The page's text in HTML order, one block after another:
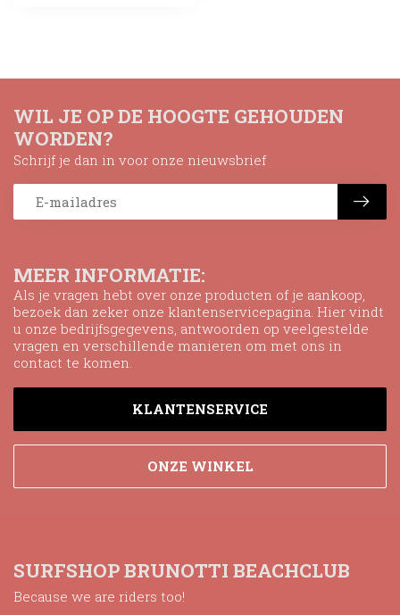
MEER INFORMATIE:
Als je vragen hebt over onze producten of je aankoop,
bezoek dan zeker onze klantenservicepagina. Hier vindt
u onze bedrijfsgegevens, antwoorden op veelgestelde
vragen en verschillende manieren om met ons in
contact te komen.
KLANTENSERVICE
ONZE WINKEL
WIL JE OP DE HOOGTE GEHOUDEN
WORDEN?
Schrijf je dan in voor onze nieuwsbrief
SURFSHOP BRUNOTTI BEACHCLUB
Because we are riders too!